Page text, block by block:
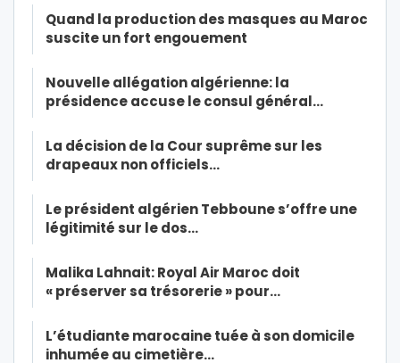
Quand la production des masques au Maroc
suscite un fort engouement
Nouvelle allégation algérienne: la
présidence accuse le consul général…
La décision de la Cour suprême sur les
drapeaux non officiels…
Le président algérien Tebboune s’offre une
légitimité sur le dos…
Malika Lahnait: Royal Air Maroc doit
« préserver sa trésorerie » pour…
L’étudiante marocaine tuée à son domicile
inhumée au cimetière…